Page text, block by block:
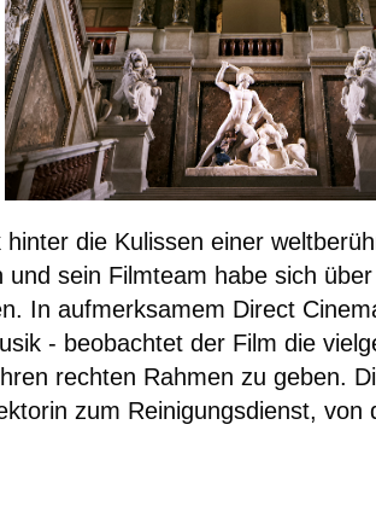
die Kulissen einer
sein Filmteam habe sich
In aufmerksamem Direct
- beobachtet der Film die
rechten Rahmen zu geben.
zum Reinigungsdienst, von